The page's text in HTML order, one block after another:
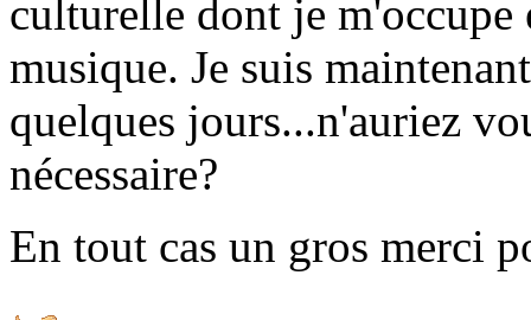
culturelle dont je
musique. Je suis
quelques jours...n'auriez
nécessaire?
En tout cas un gros merci